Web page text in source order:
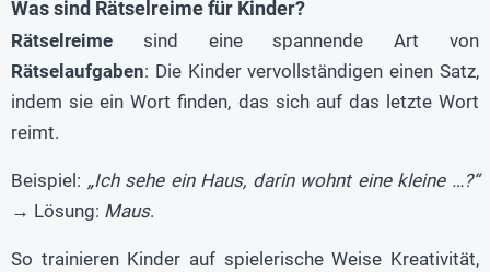
Was sind Rätselreime für Kinder?
Rätselreime sind eine spannende Art von
Rätselaufgaben: Die Kinder vervollständigen einen Satz,
indem sie ein Wort finden, das sich auf das letzte Wort
reimt.
Beispiel: „Ich sehe ein Haus, darin wohnt eine kleine …?“
→ Lösung: Maus.
So trainieren Kinder auf spielerische Weise Kreativität,